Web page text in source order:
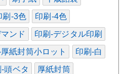
刷-3色 印刷-4色
ンド 印刷-デジタル印刷
紙封筒小ロット 印刷-白
頭ベタ 厚紙封筒